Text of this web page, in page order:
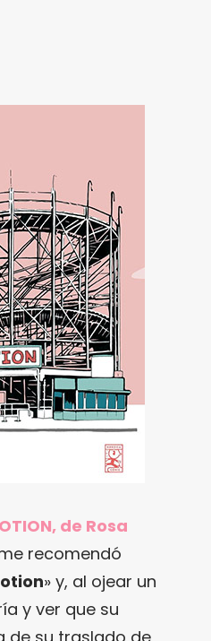
de Rosa
recomendó
» y, al ojear un
y ver que su